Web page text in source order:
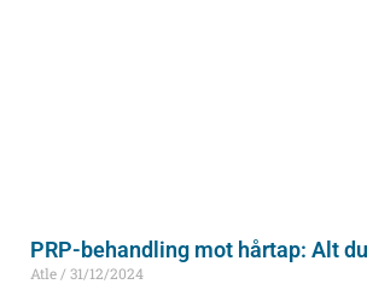
PRP-behandling mot hårtap: Alt
Atle 31/12/2024